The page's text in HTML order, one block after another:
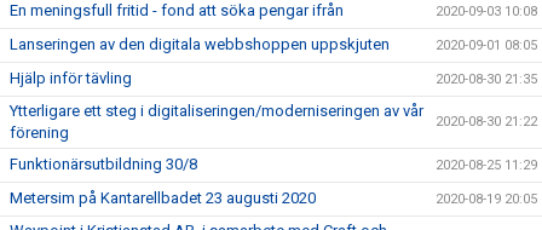
En meningsfull fritid - fond att söka pengar ifrån 2020-09-03 10:08
Lanseringen av den digitala webbshoppen uppskjuten 2020-09-01 08:05
Hjälp inför tävling 2020-08-30 21:35
Ytterligare ett steg i digitaliseringen/moderniseringen av vår
förening
2020-08-30 21:22
Funktionärsutbildning 30/8 2020-08-25 11:29
Metersim på Kantarellbadet 23 augusti 2020 2020-08-19 20:05